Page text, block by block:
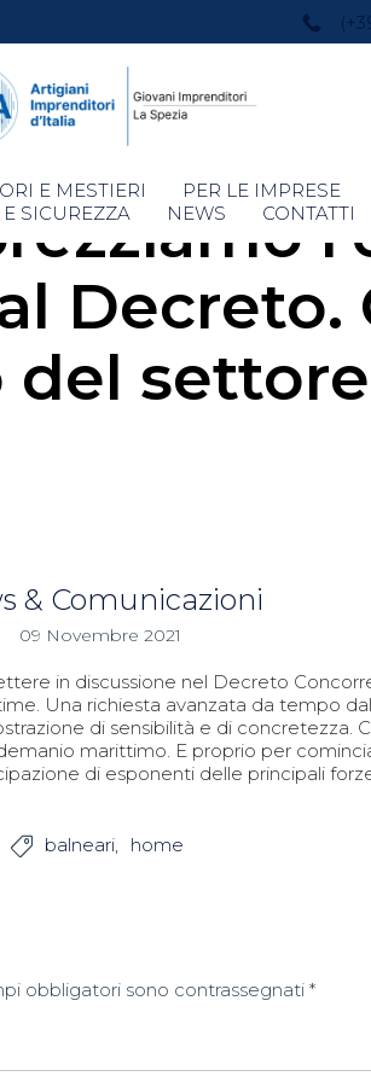
Skip
to
E MESTIERI
PER LE IMPRESE
SICUREZZA
NEWS CONTATTI
Decreto.
& Comunicazioni
09 Novembre 2021
in discussione nel Decreto
Una richiesta avanzata da tempo
di sensibilità e di concretezza.
marittimo. E proprio per
di esponenti delle principali
 balneari home
obbligatori sono contrassegnati *